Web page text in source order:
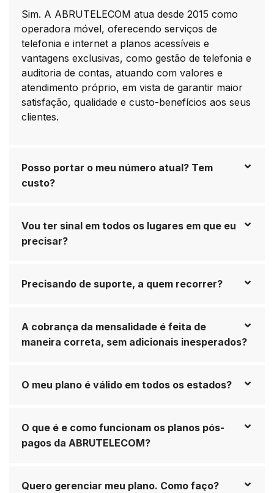
Sim. A ABRUTELECOM atua desde 2015 como
operadora móvel, oferecendo serviços de
telefonia e internet a planos acessíveis e
vantagens exclusivas, como gestão de telefonia e
auditoria de contas, atuando com valores e
atendimento próprio, em vista de garantir maior
satisfação, qualidade e custo-benefícios aos seus
clientes.
Posso portar o meu número atual? Tem
custo?
Vou ter sinal em todos os lugares em que eu
precisar?
Precisando de suporte, a quem recorrer?
A cobrança da mensalidade é feita de
maneira correta, sem adicionais inesperados?
O meu plano é válido em todos os estados?
O que é e como funcionam os planos pós-
pagos da ABRUTELECOM?
Quero gerenciar meu plano. Como faço?